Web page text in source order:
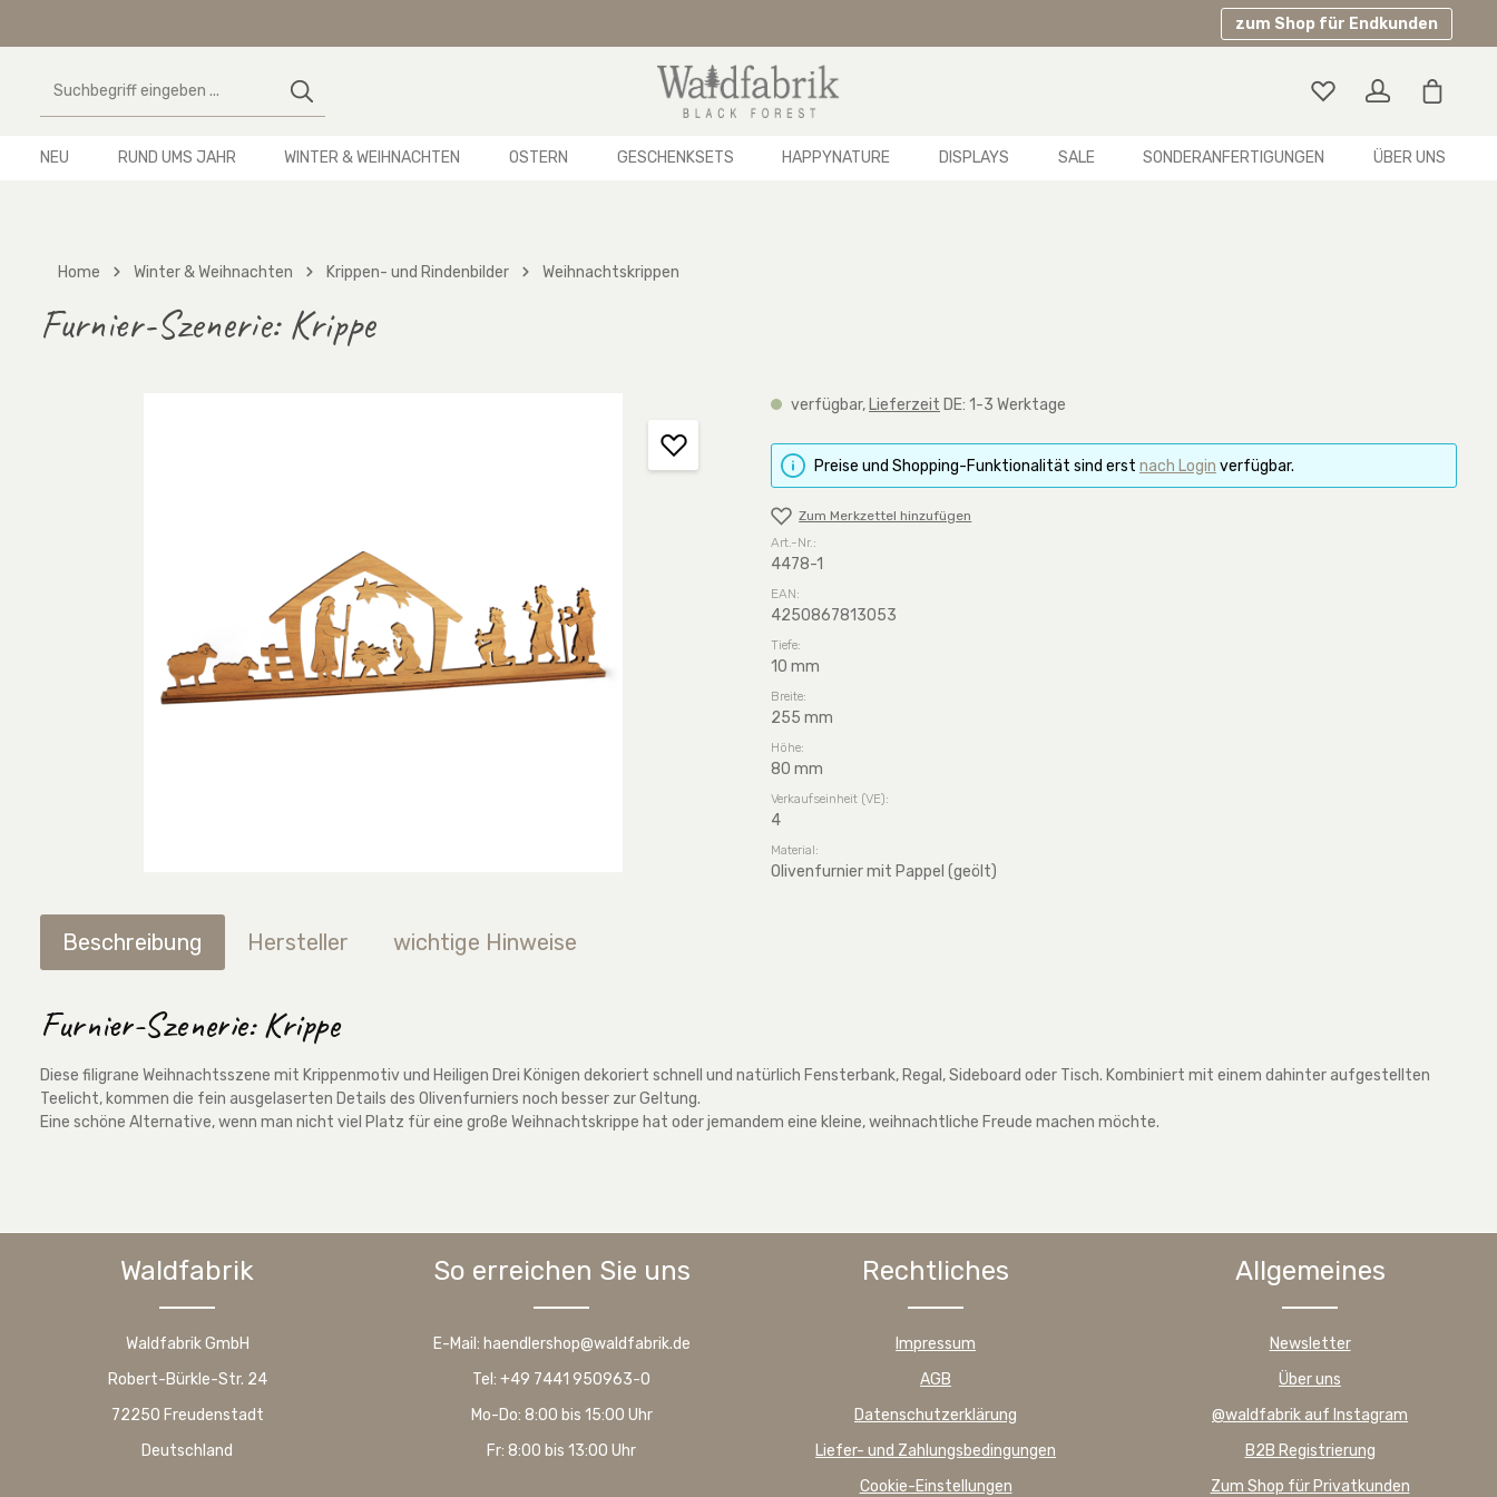
zum Shop für Endkunden
NEU RUND UMS JAHR WINTER & WEIHNACHTEN OSTERN GESCHENKSETS HAPPYNATURE DISPLAYS SALE SONDERANFERTIGUNGEN ÜBER UNS
Home Winter & Weihnachten Krippen- und Rindenbilder Weihnachtskrippen
Furnier-Szenerie: Krippe
verfügbar, Lieferzeit DE: 1-3 Werktage
Preise und Shopping-Funktionalität sind erst nach Login verfügbar.
Zum Merkzettel hinzufügen
Art.-Nr.:
4478-1
EAN:
4250867813053
Tiefe:
10 mm
Breite:
255 mm
Höhe:
80 mm
Verkaufseinheit (VE):
4
Material:
Olivenfurnier mit Pappel (geölt)
Beschreibung Hersteller wichtige Hinweise
Furnier-Szenerie: Krippe
Diese filigrane Weihnachtsszene mit Krippenmotiv und Heiligen Drei Königen dekoriert schnell und natürlich Fensterbank, Regal, Sideboard oder Tisch. Kombiniert mit einem dahinter aufgestellten
Teelicht, kommen die fein ausgelaserten Details des Olivenfurniers noch besser zur Geltung.
Eine schöne Alternative, wenn man nicht viel Platz für eine große Weihnachtskrippe hat oder jemandem eine kleine, weihnachtliche Freude machen möchte.
Waldfabrik
Waldfabrik GmbH
Robert-Bürkle-Str. 24
72250 Freudenstadt
Deutschland
So erreichen Sie uns
E-Mail: haendlershop@waldfabrik.de
Tel: +49 7441 950963-0
Mo-Do: 8:00 bis 15:00 Uhr
Fr: 8:00 bis 13:00 Uhr
Rechtliches
Impressum
AGB
Datenschutzerklärung
Liefer- und Zahlungsbedingungen
Cookie-Einstellungen
Allgemeines
Newsletter
Über uns
@waldfabrik auf Instagram
B2B Registrierung
Zum Shop für Privatkunden